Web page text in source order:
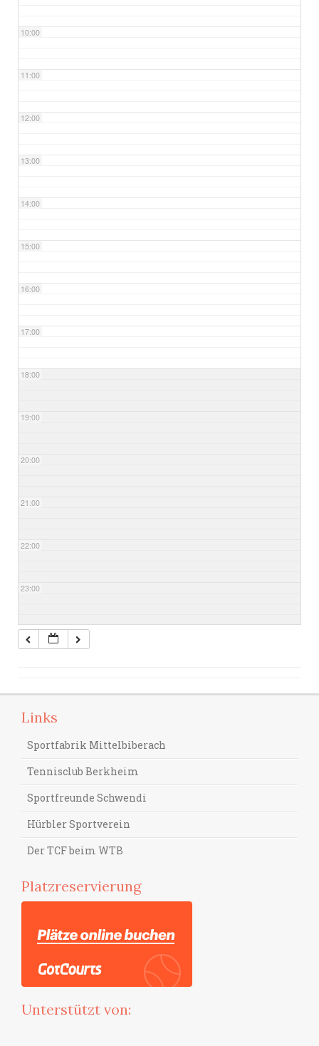
10:00
11:00
12:00
13:00
14:00
15:00
16:00
17:00
18:00
19:00
20:00
21:00
22:00
23:00
Links
Sportfabrik Mittelbiberach
Tennisclub Berkheim
Sportfreunde Schwendi
Hürbler Sportverein
Der TCF beim WTB
Platzreservierung
Unterstützt von: